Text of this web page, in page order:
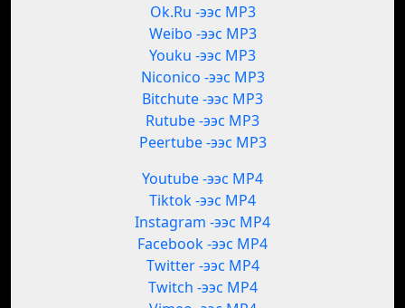
Ok.Ru -ээс MP3
Weibo -ээс MP3
Youku -ээс MP3
Niconico -ээс MP3
Bitchute -ээс MP3
Rutube -ээс MP3
Peertube -ээс MP3
Youtube -ээс MP4
Tiktok -ээс MP4
Instagram -ээс MP4
Facebook -ээс MP4
Twitter -ээс MP4
Twitch -ээс MP4